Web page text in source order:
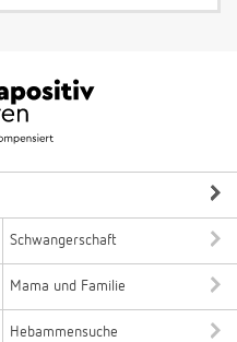
Schwangerschaft
Mama und Familie
Hebammensuche